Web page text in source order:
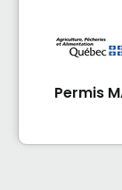
Permis